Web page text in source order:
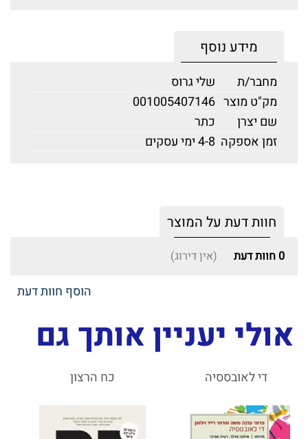
מידע נוסף
מחבר/ת
שלי גרוס
מק"ט מוצר 001005407146
שם יצרן
כתר
זמן אספקה 4-8 ימי עסקים
חוות דעת על המוצר
0 חוות דעת (אין דירוג)
הוסף חוות דעת
אולי יעניין אותך גם
די לאובססיה כח הרצון